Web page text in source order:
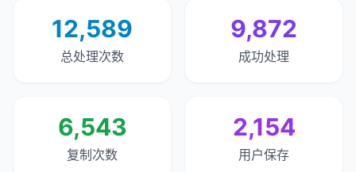
12,589
总处理次数
9,872
成功处理
6,543
复制次数
2,154
用户保存